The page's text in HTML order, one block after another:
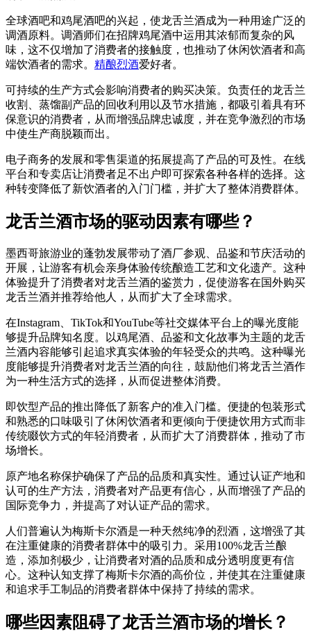
全球酒吧和鸡尾酒吧的兴起，使龙舌兰酒成为一种用途广泛的
调酒原料。调酒师们在招牌鸡尾酒中运用其浓郁而复杂的风
味，这不仅增加了消费者的接触度，也推动了休闲饮酒者和高
端饮酒者的需求。 精酿烈酒爱好者。
可持续的生产方式会影响消费者的购买决策。负责任的龙舌兰
收割、蒸馏副产品的回收利用以及节水措施，都吸引着具有环
保意识的消费者，从而增强品牌忠诚度，并在竞争激烈的市场
中使生产商脱颖而出。
电子商务的发展和零售渠道的拓展提高了产品的可及性。在线
平台和专卖店让消费者足不出户即可探索各种各样的选择。这
种转变降低了新饮酒者的入门门槛，并扩大了整体消费群体。
龙舌兰酒市场的驱动因素有哪些？
墨西哥旅游业的蓬勃发展带动了酒厂参观、品鉴和节庆活动的
开展，让游客有机会亲身体验传统酿造工艺和文化遗产。这种
体验提升了消费者对龙舌兰酒的鉴赏力，促使游客在国外购买
龙舌兰酒并推荐给他人，从而扩大了全球需求。
在Instagram、TikTok和YouTube等社交媒体平台上的曝光度能
够提升品牌知名度。以鸡尾酒、品鉴和文化故事为主题的龙舌
兰酒内容能够引起追求真实体验的年轻受众的共鸣。这种曝光
度能够提升消费者对龙舌兰酒的向往，鼓励他们将龙舌兰酒作
为一种生活方式的选择，从而促进整体消费。
即饮型产品的推出降低了新客户的准入门槛。便捷的包装形式
和熟悉的口味吸引了休闲饮酒者和更倾向于便捷饮用方式而非
传统啜饮方式的年轻消费者，从而扩大了消费群体，推动了市
场增长。
原产地名称保护确保了产品的品质和真实性。通过认证产地和
认可的生产方法，消费者对产品更有信心，从而增强了产品的
国际竞争力，并提高了对认证产品的需求。
人们普遍认为梅斯卡尔酒是一种天然纯净的烈酒，这增强了其
在注重健康的消费者群体中的吸​​引力。采用100%龙舌兰酿
造，添加剂极少，让消费者对酒的品质和成分透明度更有信
心。这种认知支撑了梅斯卡尔酒的高价位，并使其在注重健康
和追求手工制品的消费者群体中保持了持续的需求。
哪些因素阻碍了龙舌兰酒市场的增长？